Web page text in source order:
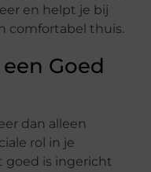
en helpt je bij
comfortabel thuis.
Goed
dan alleen
rol in je
goed is ingericht